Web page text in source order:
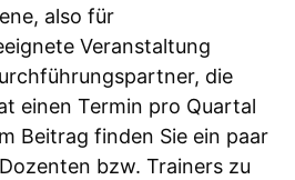
also für
Veranstaltung
die
einen Termin pro Quartal
Beitrag finden Sie ein paar
bzw. Trainers zu